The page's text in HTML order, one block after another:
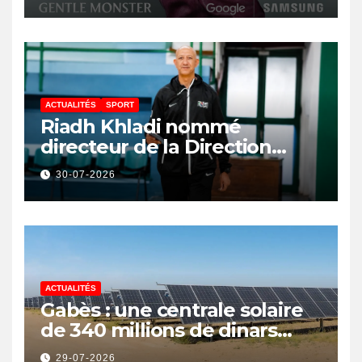
ACTUALITÉS SPORT
Riadh Khladi nommé
directeur de la Direction
Nationale de l’Arbitrage
30-07-2026
ACTUALITÉS
Gabès : une centrale solaire
de 340 millions de dinars
pour renforcer la transition
29-07-2026